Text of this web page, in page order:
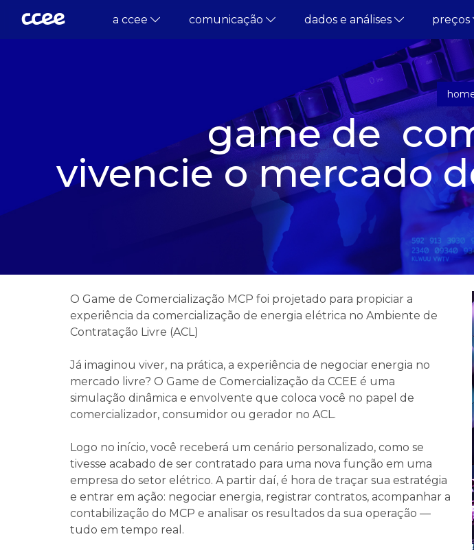
a ccee comunicação dados e análises preços
game de
vivencie o mercado
O Game de Comercialização MCP foi projetado para propiciar a
experiência da comercialização de energia elétrica no Ambiente de
Contratação Livre (ACL)
Já imaginou viver, na prática, a experiência de negociar energia no
mercado livre? O Game de Comercialização da CCEE é uma
simulação dinâmica e envolvente que coloca você no papel de
comercializador, consumidor ou gerador no ACL.
Logo no início, você receberá um cenário personalizado, como se
tivesse acabado de ser contratado para uma nova função em uma
empresa do setor elétrico. A partir daí, é hora de traçar sua estratégia
e entrar em ação: negociar energia, registrar contratos, acompanhar a
contabilização do MCP e analisar os resultados da sua operação —
tudo em tempo real.